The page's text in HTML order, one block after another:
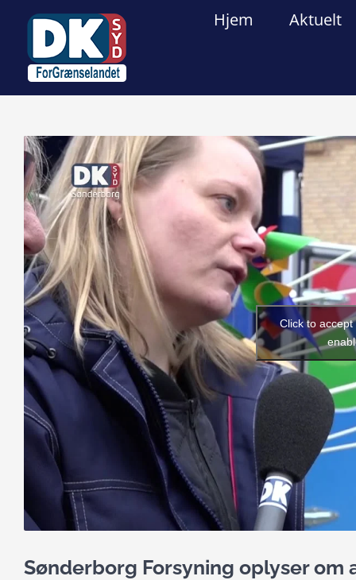
content
Hjem Aktuelt
View
Larger
Image
Click to
Sønderborg Forsyning oplyser om